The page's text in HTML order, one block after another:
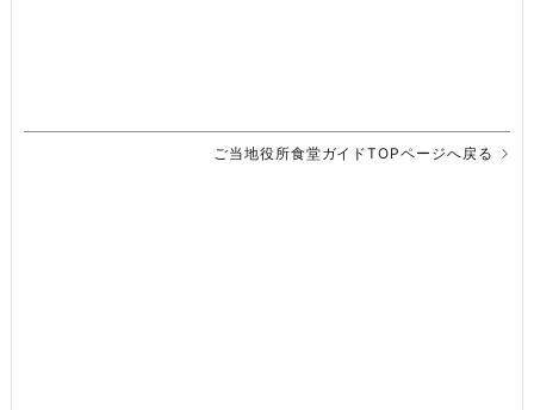
ご当地役所食堂ガイドTOPページへ戻る